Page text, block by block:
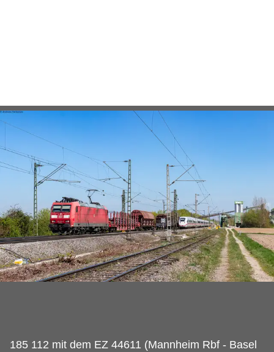
185 112 mit dem EZ 44611 (Mannheim Rbf - Basel